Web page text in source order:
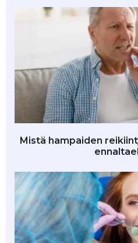
Mistä hampaiden